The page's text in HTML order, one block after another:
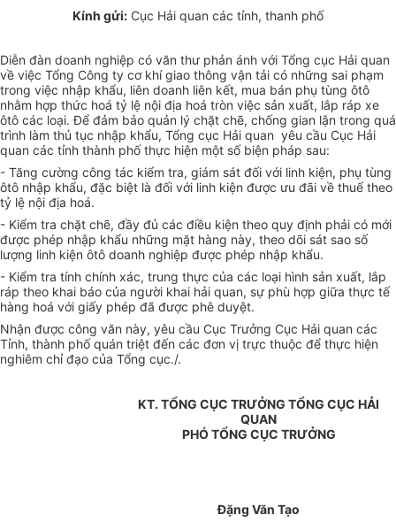
Kính gửi: Cục Hải quan các tỉnh, thanh phố
Diễn đàn doanh nghiệp có văn thư phản ánh với Tổng cục Hải quan
về việc Tổng Công ty cơ khí giao thông vận tải có những sai phạm
trong việc nhập khẩu, liên doanh liên kết, mua bán phụ tùng ôtô
nhằm hợp thức hoá tỷ lệ nội địa hoá tròn việc sản xuất, lắp ráp xe
ôtô các loại. Để đảm bảo quản lý chặt chẽ, chống gian lận trong quá
trình làm thủ tục nhập khẩu, Tổng cục Hải quan yêu cầu Cục Hải
quan các tỉnh thành phố thực hiện một số biện pháp sau:
- Tăng cường công tác kiểm tra, giám sát đối với linh kiện, phụ tùng
ôtô nhập khẩu, đặc biệt là đối với linh kiện được ưu đãi về thuế theo
tỷ lệ nội địa hoá.
- Kiểm tra chặt chẽ, đầy đủ các điều kiện theo quy định phải có mới
được phép nhập khẩu những mặt hàng này, theo dõi sát sao số
lượng linh kiện ôtô doanh nghiệp được phép nhập khẩu.
- Kiểm tra tính chính xác, trung thực của các loại hình sản xuất, lắp
ráp theo khai báo của người khai hải quan, sự phù hợp giữa thực tế
hàng hoá với giấy phép đã được phê duyệt.
Nhận được công văn này, yêu cầu Cục Trưởng Cục Hải quan các
Tỉnh, thành phố quán triệt đến các đơn vị trực thuộc để thực hiện
nghiêm chỉ đạo của Tổng cục./.
KT. TỔNG CỤC TRƯỞNG TỔNG CỤC HẢI
QUAN
PHÓ TỔNG CỤC TRƯỞNG
Đặng Văn Tạo